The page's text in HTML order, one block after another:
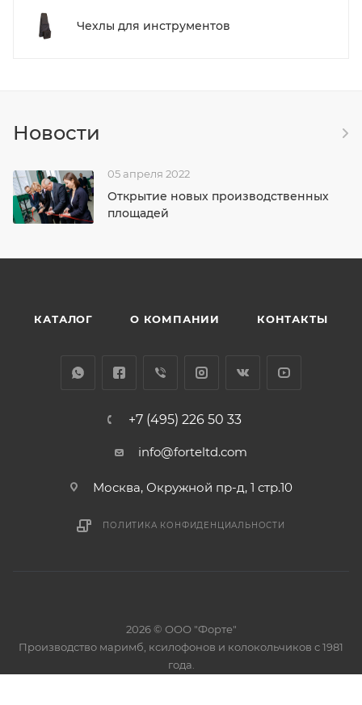
Чехлы для инструментов
Новости
05 апреля 2022
Открытие новых производственных
площадей
КАТАЛОГ О КОМПАНИИ КОНТАКТЫ
+7 (495) 226 50 33
info@forteltd.com
Москва, Окружной пр-д, 1 стр.10
ПОЛИТИКА КОНФИДЕНЦИАЛЬНОСТИ
2026 © ООО "Форте"
Производство маримб, ксилофонов и колокольчиков с 1981
года.